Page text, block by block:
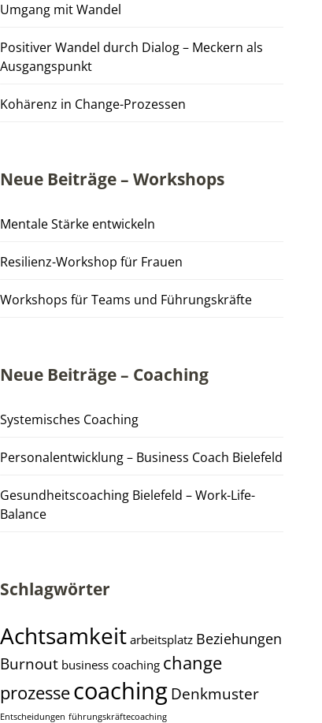
Umgang mit Wandel
Positiver Wandel durch Dialog – Meckern als
Ausgangspunkt
Kohärenz in Change-Prozessen
Neue Beiträge – Workshops
Mentale Stärke entwickeln
Resilienz-Workshop für Frauen
Workshops für Teams und Führungskräfte
Neue Beiträge – Coaching
Systemisches Coaching
Personalentwicklung – Business Coach Bielefeld
Gesundheitscoaching Bielefeld – Work-Life-
Balance
Schlagwörter
Achtsamkeit arbeitsplatz Beziehungen
Burnout business coaching change
prozessecoaching Denkmuster
Entscheidungen führungskräftecoaching